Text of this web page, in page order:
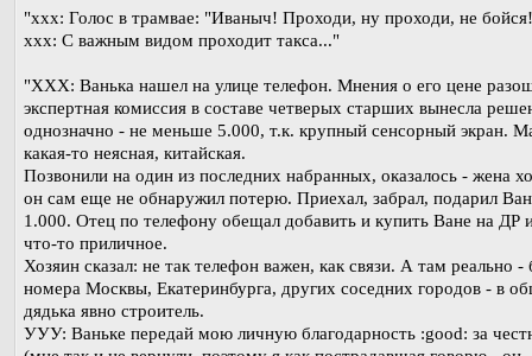
"xxx: Голос в трамвае: "Иваныч! Проходи, ну проходи, не
xxx: С важным видом проходит такса..."
"ХХХ: Ванька нашел на улице телефон. Мнения о его цене
экспертная комиссия в составе четверых старших вынесла
однозначно - не меньше 5.000, т.к. крупный сенсорный экран.
какая-то неясная, китайская.
Позвонили на один из последних набранных, оказалось - жена
он сам еще не обнаружил потерю. Приехал, забрал, подарил
1.000. Отец по телефону обещал добавить и купить Ване на ДР
что-то приличное.
Хозяин сказал: не так телефон важен, как связи. А там реально -
номера Москвы, Екатеринбурга, других соседних городов - в
дядька явно строитель.
УУУ: Ваньке передай мою личную благодарность :good: за